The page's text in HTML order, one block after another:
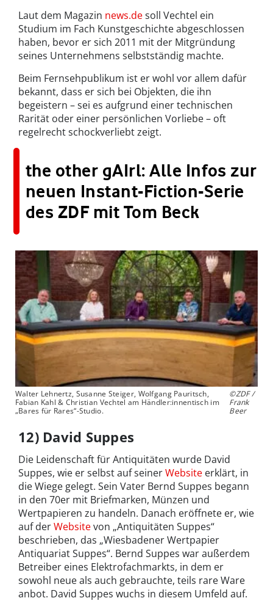
Laut dem Magazin news.desoll Vechtel ein
Studium im Fach Kunstgeschichte abgeschlossen
haben, bevor er sich 2011 mit der Mitgründung
seines Unternehmens selbstständig machte.
Beim Fernsehpublikum ist er wohl vor allem dafür
bekannt, dass er sich bei Objekten, die ihn
begeistern – sei es aufgrund einer technischen
Rarität oder einer persönlichen Vorliebe – oft
regelrecht schockverliebt zeigt.
the other gAIrl: Alle Infos zur
neuen Instant-Fiction-Serie
des ZDF mit Tom Beck
Walter Lehnertz, Susanne Steiger, Wolfgang Pauritsch,
Fabian Kahl & Christian Vechtel am Händler:innentisch im
„Bares für Rares“-Studio.
©ZDF /
Frank
Beer
12) David Suppes
Die Leidenschaft für Antiquitäten wurde David
Suppes, wie er selbst auf seinerWebsite erklärt, in
die Wiege gelegt. Sein Vater Bernd Suppes begann
in den 70er mit Briefmarken, Münzen und
Wertpapieren zu handeln. Danach eröffnete er, wie
auf derWebsitevon „Antiquitäten Suppes“
beschrieben, das „Wiesbadener Wertpapier
Antiquariat Suppes“. Bernd Suppes war außerdem
Betreiber eines Elektrofachmarkts, in dem er
sowohl neue als auch gebrauchte, teils rare Ware
anbot. David Suppes wuchs in diesem Umfeld auf.